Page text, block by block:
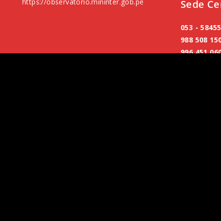
https://observatorio.mininter.gob.pe Sede
053 -
988 508
996 451